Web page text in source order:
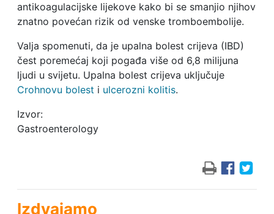
antikoagulacijske lijekove kako bi se smanjio njihov
znatno povećan rizik od venske tromboembolije.
Valja spomenuti, da je upalna bolest crijeva (IBD)
čest poremećaj koji pogađa više od 6,8 milijuna
ljudi u svijetu. Upalna bolest crijeva uključuje
Crohnovu bolest i ulcerozni kolitis.
Izvor:
Gastroenterology
Izdvajamo